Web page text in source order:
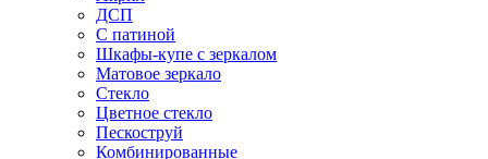
ДСП
С патиной
Шкафы-купе с зеркалом
Матовое зеркало
Стекло
Цветное стекло
Пескоструй
Комбинированные